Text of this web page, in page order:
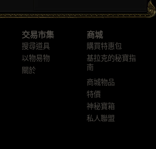
交易市集
搜尋道具
以物易物
關於
商城
購買特惠包
基拉克的秘寶指
南
商城物品
特價
神秘寶箱
私人聯盟